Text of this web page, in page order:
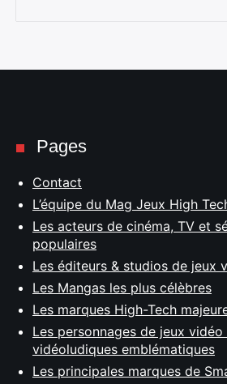
Pages
Contact
L’équipe du Mag Jeux High
Les acteurs de cinéma, TV et
populaires
Les éditeurs & studios de jeux
Les Mangas les plus célèbres
Les marques High-Tech
Les personnages de jeux
vidéoludiques emblématiques
Les principales marques de